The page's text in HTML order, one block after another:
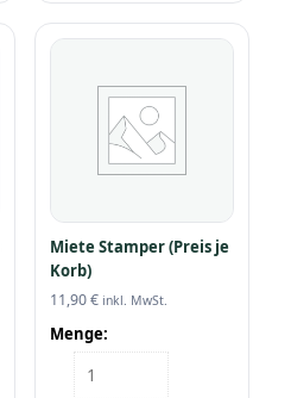
Miete Stamper (Preis je
Korb)
11,90€ inkl. MwSt.
Menge:
Miete
Stamper